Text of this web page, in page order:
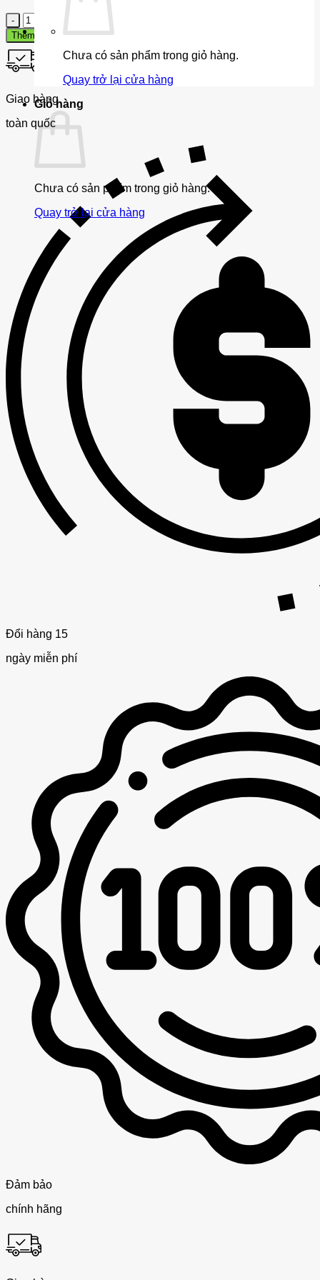
Chưa có sản phẩm trong giỏ hàng.
Quay trở lại cửa hàng
Giỏ hàng
Chưa có sản phẩm trong giỏ hàng.
Quay trở lại cửa hàng
Số
lượng
Thêm vào giỏ hàng Mua nhanh
Giao hàng
toàn quốc
Đổi hàng 15
ngày miễn phí
Đảm bảo
chính hãng